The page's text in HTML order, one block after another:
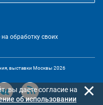
обработку своих
выставки Москвы 2026
вы даете согласие на
об использовании